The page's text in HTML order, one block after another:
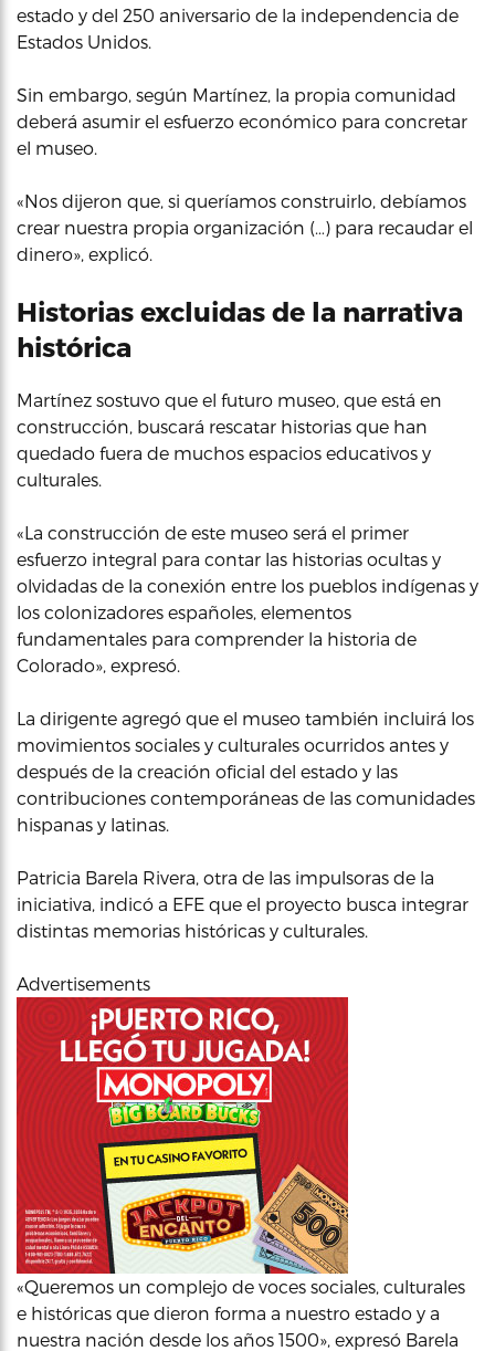
estado y del 250 aniversario de la independencia de
Estados Unidos.
Sin embargo, según Martínez, la propia comunidad
deberá asumir el esfuerzo económico para concretar
el museo.
«Nos dijeron que, si queríamos construirlo, debíamos
crear nuestra propia organización (…) para recaudar el
dinero», explicó.
Historias excluidas de la narrativa
histórica
Martínez sostuvo que el futuro museo, que está en
construcción, buscará rescatar historias que han
quedado fuera de muchos espacios educativos y
culturales.
«La construcción de este museo será el primer
esfuerzo integral para contar las historias ocultas y
olvidadas de la conexión entre los pueblos indígenas y
los colonizadores españoles, elementos
fundamentales para comprender la historia de
Colorado», expresó.
La dirigente agregó que el museo también incluirá los
movimientos sociales y culturales ocurridos antes y
después de la creación oficial del estado y las
contribuciones contemporáneas de las comunidades
hispanas y latinas.
Patricia Barela Rivera, otra de las impulsoras de la
iniciativa, indicó a EFE que el proyecto busca integrar
distintas memorias históricas y culturales.
Advertisements
«Queremos un complejo de voces sociales, culturales
e históricas que dieron forma a nuestro estado y a
nuestra nación desde los años 1500», expresó Barela